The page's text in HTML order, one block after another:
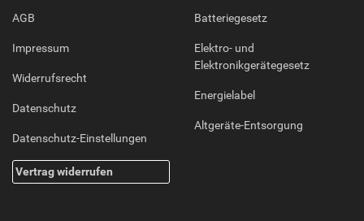
AGB
Impressum
Widerrufsrecht
Datenschutz
Datenschutz-Einstellungen
Vertrag widerrufen
Batteriegesetz
Elektro- und
Elektronikgerätegesetz
Energielabel
Altgeräte-Entsorgung